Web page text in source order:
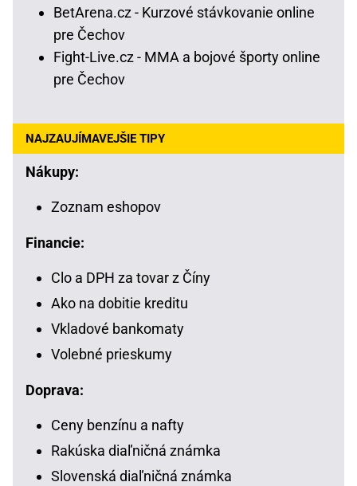
BetArena.cz - Kurzové stávkovanie online
pre Čechov
Fight-Live.cz - MMA a bojové športy online
pre Čechov
NAJZAUJÍMAVEJŠIE TIPY
Nákupy:
Zoznam eshopov
Financie:
Clo a DPH za tovar z Číny
Ako na dobitie kreditu
Vkladové bankomaty
Volebné prieskumy
Doprava:
Ceny benzínu a nafty
Rakúska diaľničná známka
Slovenská diaľničná známka